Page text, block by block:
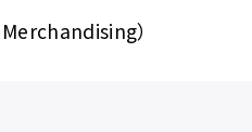
）